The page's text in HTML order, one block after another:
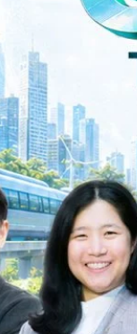
Systemพลิกโครงสร้าง
ศไทยสู่เศรษฐกิจสีเขียว
วงการอุดมศึกษา
จแนวทางที่ภาคธุรกิจ
Zero พบกับ คุณปัณ